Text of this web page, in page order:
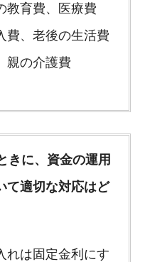
教育費、医療費
費、老後の生活費
親の介護費
きに、資金の運用
て適切な対応はど
れは固定金利にす